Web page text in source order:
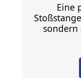
Eine
sondern